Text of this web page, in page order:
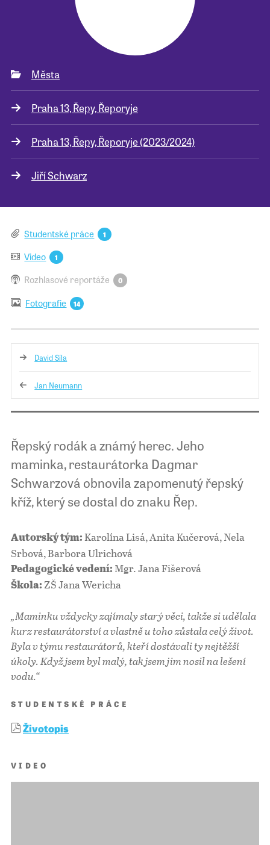
Města
Praha 13, Řepy, Řeporyje
Praha 13, Řepy, Řeporyje (2023/2024)
Jiří Schwarz
Studentské práce 1
Video 1
Rozhlasové reportáže 0
Fotografie 14
David Síla
Jan Neumann
Řepský rodák a známý herec. Jeho
maminka, restaurátorka Dagmar
Schwarzová obnovila zapomenutý řepský
kříž, který se dostal do znaku Řep.
Autorský tým: Karolína Lisá, Anita Kučerová, Nela
Srbová, Barbora Ulrichová
Pedagogické vedení: Mgr. Jana Fišerová
Škola: ZŠ Jana Wericha
„Maminku vždycky zajímaly starý věci, takže si udělala
kurz restaurátorství a vlastně u toho zůstala celý život.
Byla v týmu restaurátorů, kteří dostávali ty nejtěžší
úkoly. Když jsem byl malý, tak jsem jim nosil na lešení
vodu.“
STUDENTSKÉ PRÁCE
Životopis
VIDEO